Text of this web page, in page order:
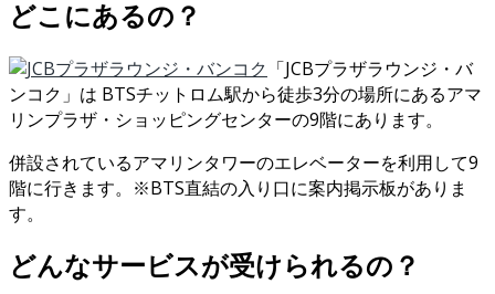
どこにあるの？
「JCBプラザラウンジ・バ
ンコク」は BTSチットロム駅から徒歩3分の場所にあるアマ
リンプラザ・ショッピングセンターの9階にあります。
併設されているアマリンタワーのエレベーターを利用して9
階に行きます。※BTS直結の入り口に案内掲示板がありま
す。
どんなサービスが受けられるの？